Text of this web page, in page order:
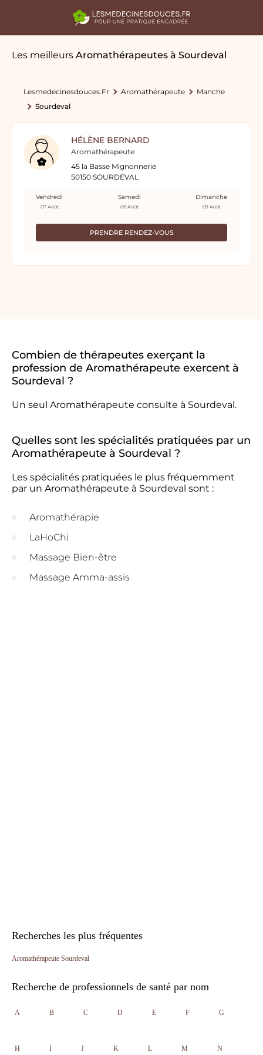
Les meilleurs Aromathérapeutes à Sourdeval
Lesmedecinesdouces.fr Aromathérapeute
Manche
Sourdeval
HÉLÈNE BERNARD
Aromathérapeute
45 la Basse Mignonnerie
50150 SOURDEVAL
PRENDRE RENDEZ-VOUS
Vendredi
07 Août
Samedi
08 Août
Dimanche
09 Août
Combien de thérapeutes exerçant la
profession de Aromathérapeute exercent à
Sourdeval ?
Un seul Aromathérapeute consulte à Sourdeval.
Quelles sont les spécialités pratiquées par un
Aromathérapeute à Sourdeval ?
Les spécialités pratiquées le plus fréquemment
par un Aromathérapeute à Sourdeval sont :
Aromathérapie
LaHoChi
Massage Bien-être
Massage Amma-assis
Recherches les plus fréquentes
Aromathérapeute Sourdeval
Recherche de professionnels de santé par nom
A B C D E F G
H I J K L M N